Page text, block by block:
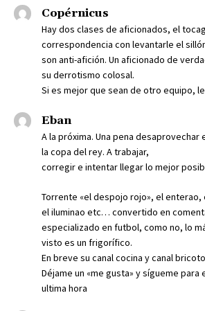
Copérnicus
Hay dos clases de aficionados, el
correspondencia con levantarle el
son anti-afición. Un aficionado de
su derrotismo colosal.
Si es mejor que sean de otro equipo,
Eban
A la próxima. Una pena
la copa del rey. A trabajar,
corregir e intentar llegar lo mejor
Torrente «el despojo rojo», el enterao,
el iluminao etc… convertido en
especializado en futbol, como no, lo
visto es un frigorífico.
En breve su canal cocina y canal
Déjame un «me gusta» y sígueme
ultima hora